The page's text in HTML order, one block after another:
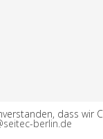
berlin.de
dass wir